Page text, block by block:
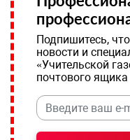
Подпишитесь,
новости и
«Учительской
почтового ящика